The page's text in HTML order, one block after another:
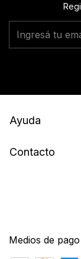
Ayuda
Contacto
Medios de pago